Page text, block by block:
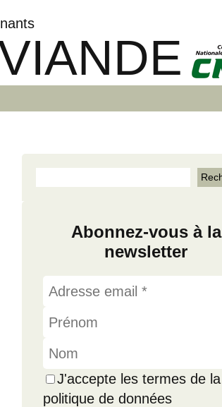
Abonnez-vous à la
newsletter
J'accepte les termes de la
politique de données